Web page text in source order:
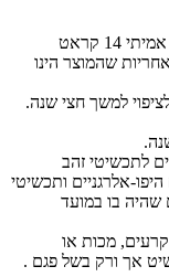
תכשיטי זהב – מתכת תכשיטי הזהב עשויה מזהב אמיתי 14 קראט
שהמוצר הינו
למשך חצי שנה.
לתכשיטי זהב
אלרגניים ותכשיטי
שהיה בו במועד
קרעים, מכות או
אך ורק בשל פגם .